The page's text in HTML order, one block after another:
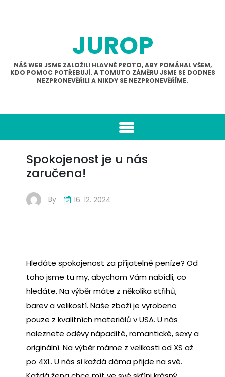
JUROP
NÁŠ WEB JSME ZALOŽILI HLAVNĚ PROTO, ABY POMÁHAL VŠEM,
KDO POMOC POTŘEBUJÍ. A TOMUTO ZÁMĚRU JSME SE DODNES
NEZPRONEVĚŘILI A NIKDY SE NEZPRONEVĚŘÍME.
Spokojenost je u nás
zaručena!
By 16. 12. 2024
Hledáte spokojenost za přijatelné peníze? Od
toho jsme tu my, abychom Vám nabídli, co
hledáte. Na výběr máte z několika střihů,
barev a velikostí. Naše zboží je vyrobeno
pouze z kvalitních materiálů v USA. U nás
naleznete oděvy nápadité, romantické, sexy a
originální. Na výběr máme z velikosti od XS až
po 4XL. U nás si každá dáma přijde na své.